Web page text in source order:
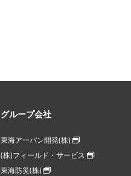
グループ会社
東海アーバン開発(株)
(株)フィールド・サービス
東海防災(株)